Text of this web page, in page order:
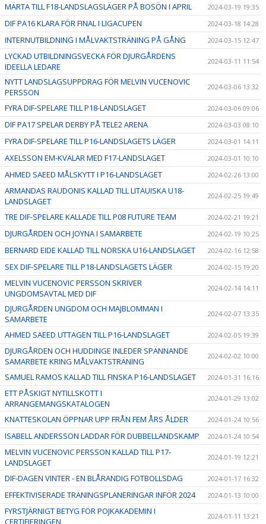
MÄRTA TILL F18-LANDSLAGSLÄGER PÅ BOSÖN I APRIL 2024-03-19 19:35
DIF PA16 KLARA FÖR FINAL I LIGACUPEN 2024-03-18 14:28
INTERNUTBILDNING I MÅLVAKTSTRÄNING PÅ GÅNG 2024-03-15 12:47
LYCKAD UTBILDNINGSVECKA FÖR DJURGÅRDENS
IDEELLA LEDARE
2024-03-11 11:54
NYTT LANDSLAGSUPPDRAG FÖR MELVIN VUCENOVIC
PERSSON
2024-03-06 13:32
FYRA DIF-SPELARE TILL P18-LANDSLAGET 2024-03-06 09:06
DIF PA17 SPELAR DERBY PÅ TELE2 ARENA 2024-03-03 08:10
FYRA DIF-SPELARE TILL P16-LANDSLAGETS LÄGER 2024-03-01 14:11
AXELSSON EM-KVALAR MED F17-LANDSLAGET 2024-03-01 10:10
AHMED SAEED MÅLSKYTT I P16-LANDSLAGET 2024-02-26 13:00
ARMANDAS RAUDONIS KALLAD TILL LITAUISKA U18-
LANDSLAGET
2024-02-25 19:49
TRE DIF-SPELARE KALLADE TILL P08 FUTURE TEAM 2024-02-21 19:21
DJURGÅRDEN OCH JOYNA I SAMARBETE 2024-02-19 10:25
BERNARD EIDE KALLAD TILL NORSKA U16-LANDSLAGET 2024-02-16 12:58
SEX DIF-SPELARE TILL P18-LANDSLAGETS LÄGER 2024-02-15 19:20
MELVIN VUCENOVIC PERSSON SKRIVER
UNGDOMSAVTAL MED DIF
2024-02-14 14:11
DJURGÅRDEN UNGDOM OCH MAJBLOMMAN I
SAMARBETE
2024-02-07 13:35
AHMED SAEED UTTAGEN TILL P16-LANDSLAGET 2024-02-05 19:39
DJURGÅRDEN OCH HUDDINGE INLEDER SPÄNNANDE
SAMARBETE KRING MÅLVAKTSTRÄNING
2024-02-02 10:00
SAMUEL RAMOS KALLAD TILL FINSKA P16-LANDSLAGET 2024-01-31 16:16
ETT PÅSKIGT NYTILLSKOTT I
ARRANGEMANGSKATALOGEN
2024-01-29 13:02
KNATTESKOLAN ÖPPNAR UPP FRÅN FEM ÅRS ÅLDER 2024-01-24 10:56
ISABELL ANDERSSON LADDAR FÖR DUBBELLANDSKAMP 2024-01-24 10:54
MELVIN VUCENOVIC PERSSON KALLAD TILL P17-
LANDSLAGET
2024-01-19 12:21
DIF-DAGEN VINTER - EN BLÅRANDIG FOTBOLLSDAG 2024-01-17 16:32
EFFEKTIVISERADE TRÄNINGSPLANERINGAR INFÖR 2024 2024-01-13 10:00
FYRSTJÄRNIGT BETYG FÖR POJKAKADEMIN I
CERTIFIERINGEN
2024-01-11 13:21